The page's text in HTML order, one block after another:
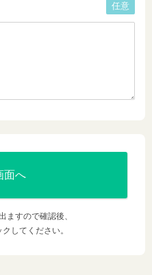
任意
ますので確認後、
してください。